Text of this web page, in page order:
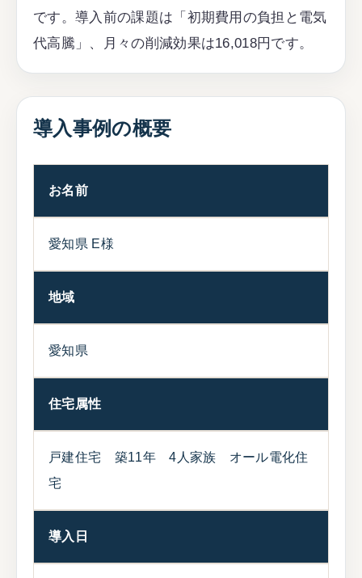
です。導入前の課題は「初期費用の負担と電気
代高騰」、月々の削減効果は16,018円です。
導入事例の概要
お名前
愛知県 E様
地域
愛知県
住宅属性
戸建住宅 築11年 4人家族 オール電化住
宅
導入日